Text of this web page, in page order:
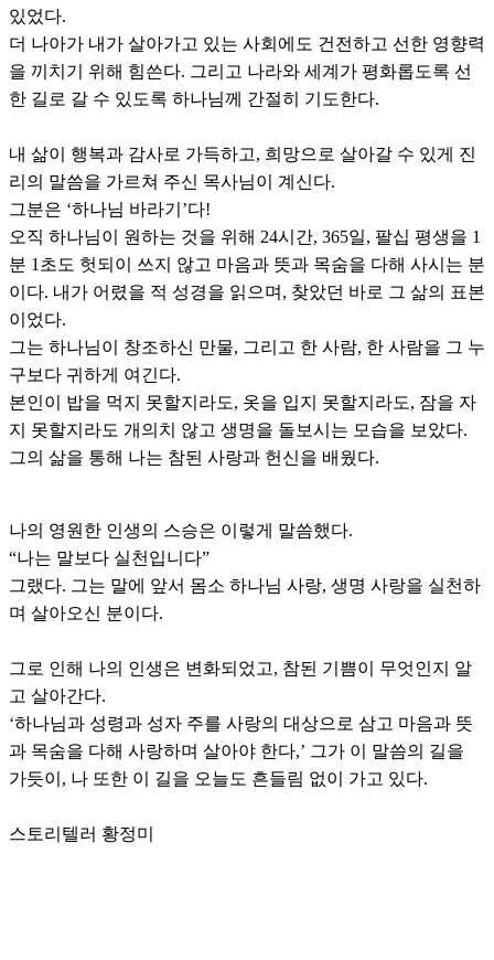
있었다.
더 나아가 내가 살아가고 있는 사회에도 건전하고 선한 영향력
을 끼치기 위해 힘쓴다. 그리고 나라와 세계가 평화롭도록 선
한 길로 갈 수 있도록 하나님께 간절히 기도한다.
내 삶이 행복과 감사로 가득하고, 희망으로 살아갈 수 있게 진
리의 말씀을 가르쳐 주신 목사님이 계신다.
그분은 ‘하나님 바라기’다!
오직 하나님이 원하는 것을 위해 24시간, 365일, 팔십 평생을 1
분 1초도 헛되이 쓰지 않고 마음과 뜻과 목숨을 다해 사시는 분
이다. 내가 어렸을 적 성경을 읽으며, 찾았던 바로 그 삶의 표본
이었다.
그는 하나님이 창조하신 만물, 그리고 한 사람, 한 사람을 그 누
구보다 귀하게 여긴다.
본인이 밥을 먹지 못할지라도, 옷을 입지 못할지라도, 잠을 자
지 못할지라도 개의치 않고 생명을 돌보시는 모습을 보았다.
그의 삶을 통해 나는 참된 사랑과 헌신을 배웠다.
나의 영원한 인생의 스승은 이렇게 말씀했다.
“나는 말보다 실천입니다”
그랬다. 그는 말에 앞서 몸소 하나님 사랑, 생명 사랑을 실천하
며 살아오신 분이다.
그로 인해 나의 인생은 변화되었고, 참된 기쁨이 무엇인지 알
고 살아간다.
‘하나님과 성령과 성자 주를 사랑의 대상으로 삼고 마음과 뜻
과 목숨을 다해 사랑하며 살아야 한다,’ 그가 이 말씀의 길을
가듯이, 나 또한 이 길을 오늘도 흔들림 없이 가고 있다.
스토리텔러 황정미